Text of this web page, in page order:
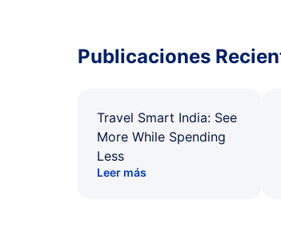
Publicaciones
Travel Smart India: See
More While Spending
Less
Leer más